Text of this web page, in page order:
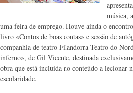
música,
uma feira de emprego. Houve ainda o
livro «Contos de boas contas» e sessão de
companhia de teatro Filandorra Teatro do
inferno», de Gil Vicente, destinada
obra que está incluída no conteúdo a lecionar
escolaridade.